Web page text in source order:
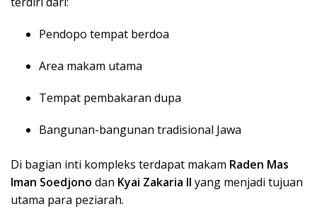
Pendopo tempat berdoa
Area makam utama
Tempat pembakaran dupa
Bangunan-bangunan tradisional Jawa
Di bagian inti kompleks terdapat makam Raden Mas
Iman Soedjono dan Kyai Zakaria II yang menjadi tujuan
utama para peziarah.